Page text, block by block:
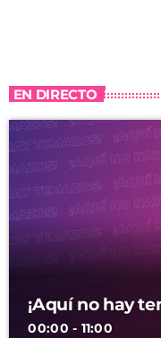
EN DIRECTO
¡Aquí no hay
00:00 - 11:00